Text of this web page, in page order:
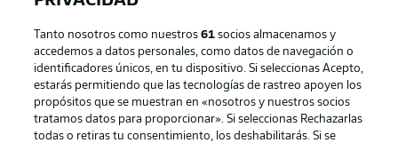
Publicidad Aviso legal
Tanto nosotros como nuestros61 socios almacenamos y
accedemos a datos personales, como datos de navegación o
identificadores únicos, en tu dispositivo. Si seleccionas Acepto,
estarás permitiendo que las tecnologías de rastreo apoyen los
propósitos que se muestran en «nosotros y nuestros socios
tratamos datos para proporcionar». Si seleccionas Rechazarlas
todas o retiras tu consentimiento, los deshabilitarás. Si se